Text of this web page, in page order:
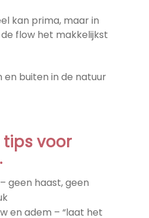
kan prima, maar in
flow het makkelijkst
buiten in de natuur
tips voor
geen haast, geen
en adem – “laat het